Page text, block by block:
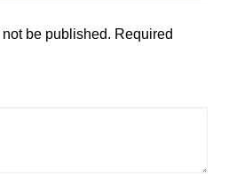
be published. Required